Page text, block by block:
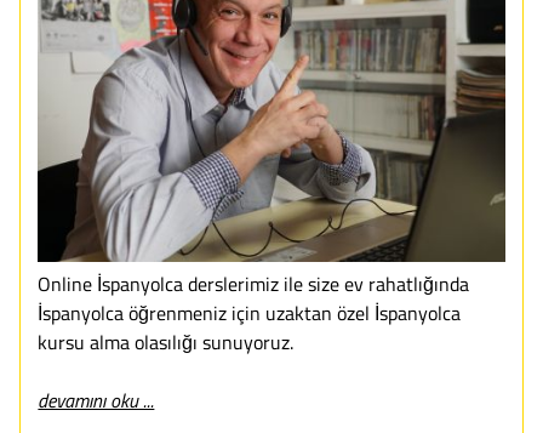
Online İspanyolca derslerimiz ile size ev rahatlığında
İspanyolca öğrenmeniz için uzaktan özel İspanyolca
kursu alma olasılığı sunuyoruz.
devamını oku ...